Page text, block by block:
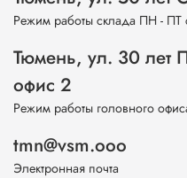
Режим работы склада ПН - ПТ
Тюмень, ул. 30 лет
офис 2
Режим работы головного
tmn@vsm.ooo
Электронная почта